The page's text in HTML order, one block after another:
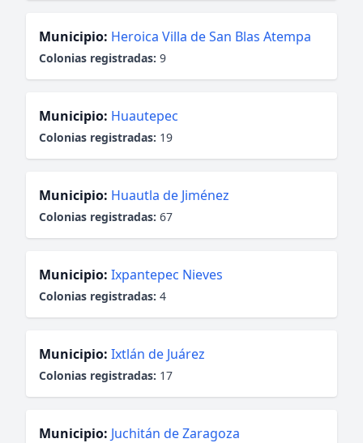
Municipio: Heroica Villa de San Blas Atempa
Colonias registradas: 9
Municipio: Huautepec
Colonias registradas: 19
Municipio: Huautla de Jiménez
Colonias registradas: 67
Municipio: Ixpantepec Nieves
Colonias registradas: 4
Municipio: Ixtlán de Juárez
Colonias registradas: 17
Municipio: Juchitán de Zaragoza